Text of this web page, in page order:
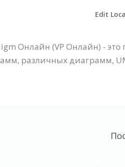
Edit
Онлайн (VP Онлайн) -
различных диаграмм,